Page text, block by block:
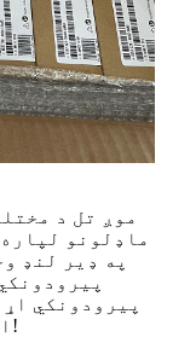
موږ تل د
ماډلونو
په ډیر لنډ
پیرودونکي
اوږد انتظار وکړي!